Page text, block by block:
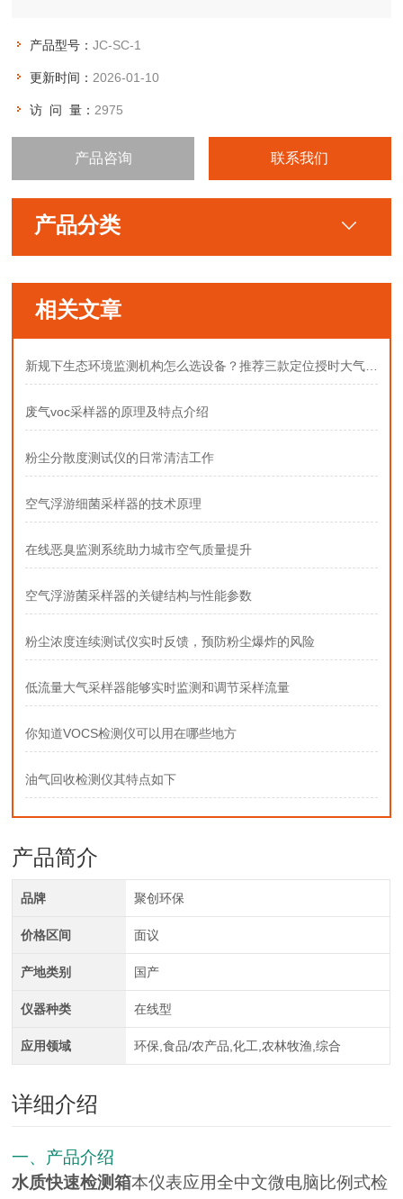
产品型号：JC-SC-1
更新时间： 2026-01-10
访 问 量： 2975
产品咨询 联系我们
产品分类
相关文章
新规下生态环境监测机构怎么选设备？推荐三款定位授时大气采样器
废气voc采样器的原理及特点介绍
粉尘分散度测试仪的日常清洁工作
空气浮游细菌采样器的技术原理
在线恶臭监测系统助力城市空气质量提升
空气浮游菌采样器的关键结构与性能参数
粉尘浓度连续测试仪实时反馈，预防粉尘爆炸的风险
低流量大气采样器能够实时监测和调节采样流量
你知道VOCS检测仪可以用在哪些地方
油气回收检测仪其特点如下
产品简介
品牌 聚创环保
价格区间 面议
产地类别 国产
仪器种类 在线型
应用领域 环保,食品/农产品,化工,农林牧渔,综合
详细介绍
一、产品介绍
水质快速检测箱本仪表应用全中文微电脑比例式检